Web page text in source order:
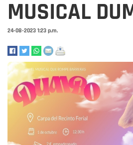
MUSICAL
24-08-2023 1:23 p.m.